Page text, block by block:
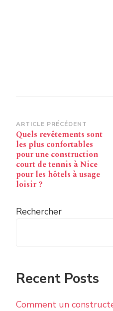
Navigation
d’article
ARTICLE PRÉCÉDENT
Quels revêtements sont
les plus confortables
pour une construction
court de tennis à Nice
pour les hôtels à usage
loisir ?
Rechercher
Recent Posts
Comment un